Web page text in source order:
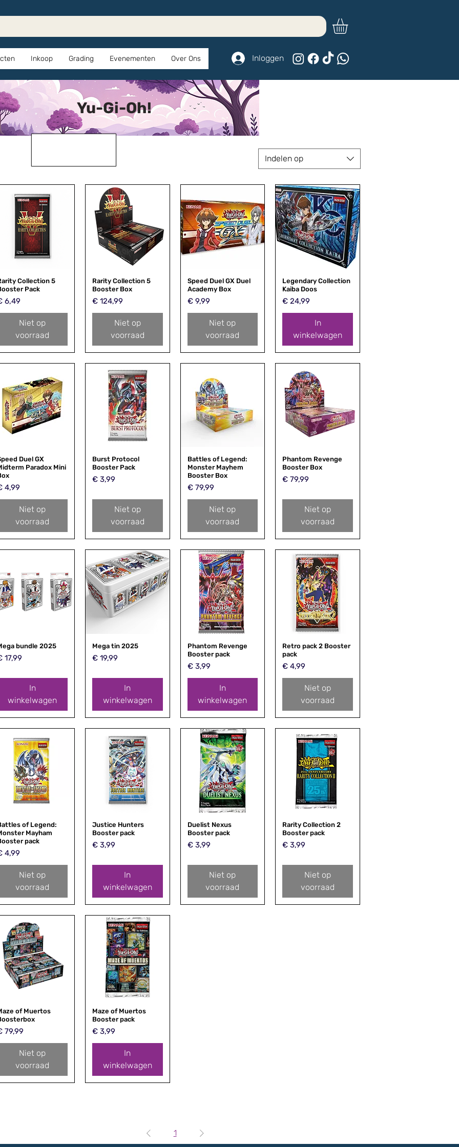
Inkoop Grading Evenementen Over Ons Inloggen
Yu-Gi-Oh!
Indelen op
Snel overzicht
Collection 5
Pack
6,49
Niet op
voorraad
Snel overzicht
Rarity Collection 5
Booster Box
Prijs
€ 124,99
Niet op
voorraad
Snel overzicht
Speed Duel GX Duel
Academy Box
Prijs
€ 9,99
Niet op
voorraad
Snel overzicht
Legendary Collection
Kaiba Doos
Prijs
€ 24,99
In
winkelwagen
Snel overzicht
Duel GX
Paradox Mini
4,99
Niet op
voorraad
Snel overzicht
Burst Protocol
Booster Pack
Prijs
€ 3,99
Niet op
voorraad
Snel overzicht
Battles of Legend:
Monster Mayhem
Booster Box
Prijs
€ 79,99
Niet op
voorraad
Snel overzicht
Phantom Revenge
Booster Box
Prijs
€ 79,99
Niet op
voorraad
Snel overzicht
bundle 2025
17,99
In
winkelwagen
Snel overzicht
Mega tin 2025
Prijs
€ 19,99
In
winkelwagen
Snel overzicht
Phantom Revenge
Booster pack
Prijs
€ 3,99
In
winkelwagen
Snel overzicht
Retro pack 2 Booster
pack
Prijs
€ 4,99
Niet op
voorraad
Snel overzicht
of Legend:
Mayham
pack
4,99
Niet op
voorraad
Snel overzicht
Justice Hunters
Booster pack
Prijs
€ 3,99
In
winkelwagen
Snel overzicht
Duelist Nexus
Booster pack
Prijs
€ 3,99
Niet op
voorraad
Snel overzicht
Rarity Collection 2
Booster pack
Prijs
€ 3,99
Niet op
voorraad
Snel overzicht
of Muertos
79,99
Niet op
voorraad
Snel overzicht
Maze of Muertos
Booster pack
Prijs
€ 3,99
In
winkelwagen
1